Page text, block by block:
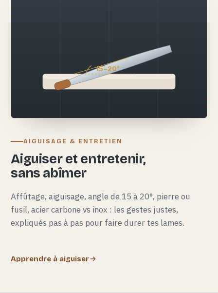
15–20°
AIGUISAGE & ENTRETIEN
Aiguiser et entretenir,
sans abîmer
Affûtage, aiguisage, angle de 15 à 20°, pierre ou
fusil, acier carbone vs inox : les gestes justes,
expliqués pas à pas pour faire durer tes lames.
Apprendre à aiguiser